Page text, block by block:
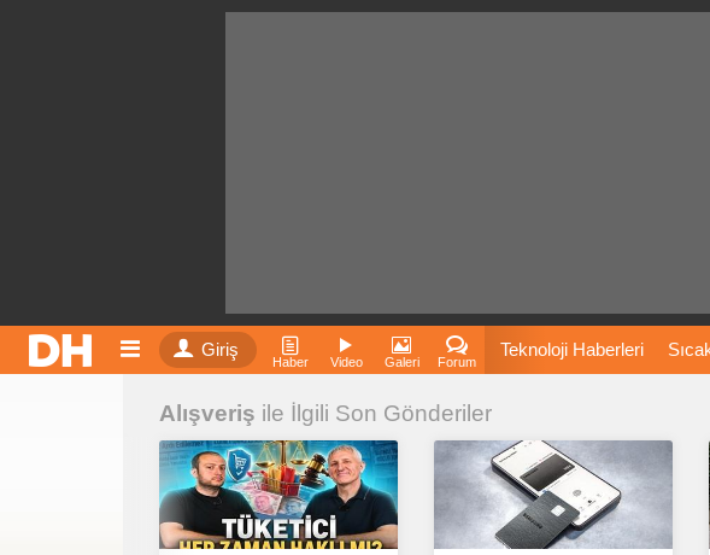
Giriş
Haber Video Galeri Forum
Teknoloji Haberleri
Fiyatları Vizyondaki
İnstagram Dondurma
Alışveriş ile İlgili Son Gönderiler